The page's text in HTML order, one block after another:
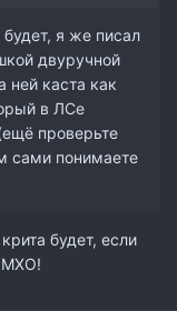
я же писал
двуручной
ней каста как
в ЛСе
проверьте
сами понимаете
будет, если